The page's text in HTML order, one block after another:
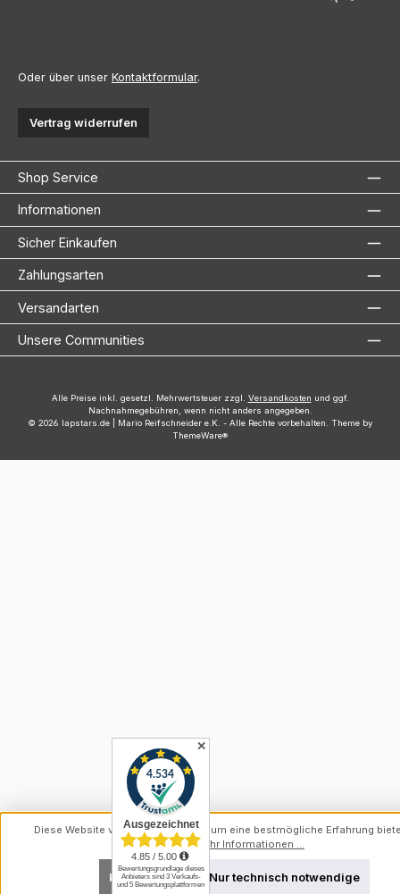
Oder über unser Kontaktformular.
Vertrag widerrufen
Shop Service
Informationen
Sicher Einkaufen
Zahlungsarten
Versandarten
Unsere Communities
Alle Preise inkl. gesetzl. Mehrwertsteuer zzgl. Versandkosten und ggf.
Nachnahmegebühren, wenn nicht anders angegeben.
© 2026 lapstars.de | Mario Reifschneider e.K. - Alle Rechte vorbehalten. Theme by
ThemeWare®
✕
Diese Website verwendet Cookies, um eine bestmögliche Erfahrung
können.Mehr Informationen ...
Nur technisch notwendige
Konfigurieren